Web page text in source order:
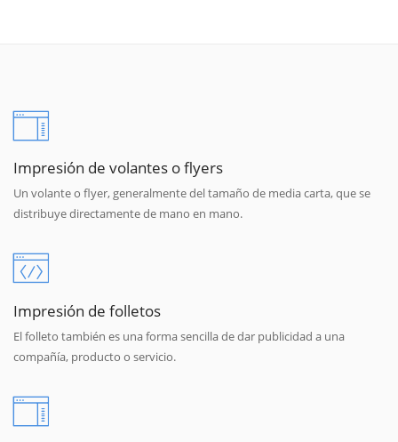
Impresión de volantes o flyers
Un volante o flyer, generalmente del tamaño de media carta, que se
distribuye directamente de mano en mano.
Impresión de folletos
El folleto también es una forma sencilla de dar publicidad a una
compañía, producto o servicio.